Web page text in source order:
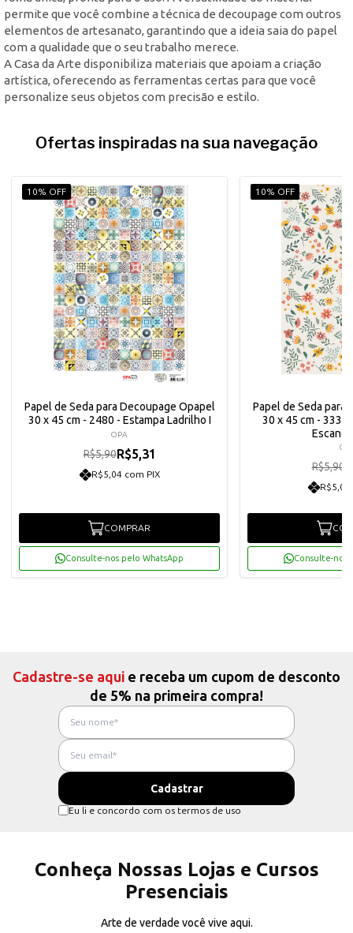
permite que você combine a técnica de decoupage com outros
elementos de artesanato, garantindo que a ideia saia do papel
com a qualidade que o seu trabalho merece.
A Casa da Arte disponibiliza materiais que apoiam a criação
artística, oferecendo as ferramentas certas para que você
personalize seus objetos com precisão e estilo.
Ofertas inspiradas na sua navegação
10% OFF
Papel de Seda para Decoupage Opapel
30 x 45 cm - 2480 - Estampa Ladrilho I
OPA
R$5,90R$5,31
R$5,04 com PIX
COMPRAR
Consulte-nos pelo WhatsApp
10% OFF
Papel de Seda para
30 x 45 cm - 3332
R$5,90
R$5,04
Consulte-nos
Cadastre-se aqui e receba um cupom de desconto
de 5% na primeira compra!
Eu li e concordo com os termos de uso
Conheça Nossas Lojas e Cursos
Presenciais
Arte de verdade você vive aqui.